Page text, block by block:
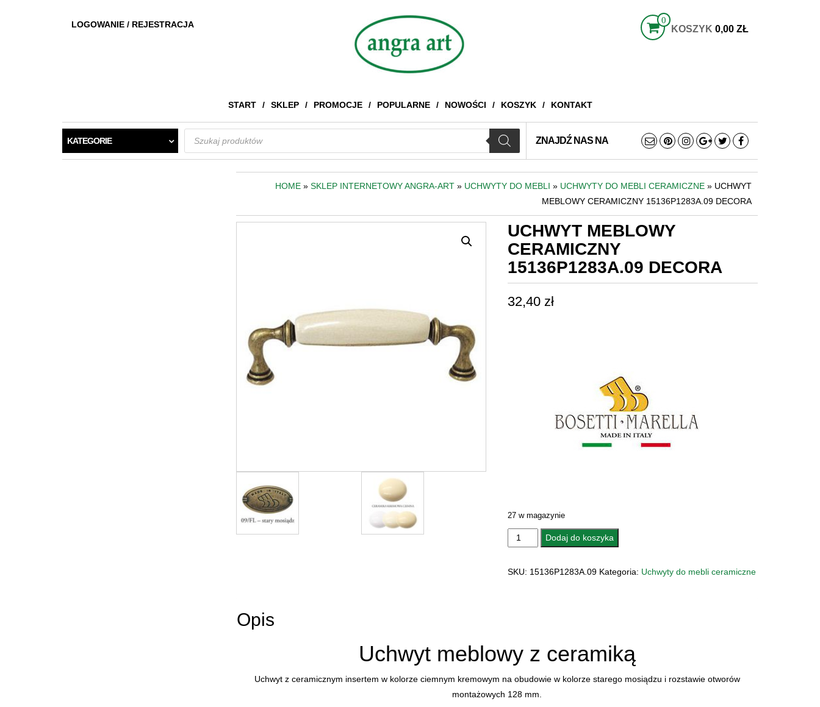
LOGOWANIE / REJESTRACJA 0
KOSZYK 0,00 ZŁ
START SKLEP PROMOCJE POPULARNE NOWOŚCI KOSZYK KONTAKT
KATEGORIE
Wyszukiwarka
produktów
ZNAJDŹ NAS NA
HOME » SKLEP INTERNETOWY ANGRA-ART » UCHWYTY DO MEBLI » UCHWYTY DO MEBLI CERAMICZNE » UCHWYT
MEBLOWY CERAMICZNY 15136P1283A.09 DECORA
UCHWYT MEBLOWY
CERAMICZNY
15136P1283A.09 DECORA
32,40 zł
27 w magazynie
ilość
UCHWYT
Dodaj do koszyka
SKU: 15136P1283A.09 Kategoria: Uchwyty do mebli ceramiczne
Opis
Uchwyt meblowy z ceramiką
Uchwyt z ceramicznym insertem w kolorze ciemnym kremowym na obudowie w kolorze starego mosiądzu i rozstawie otworów
montażowych 128 mm.